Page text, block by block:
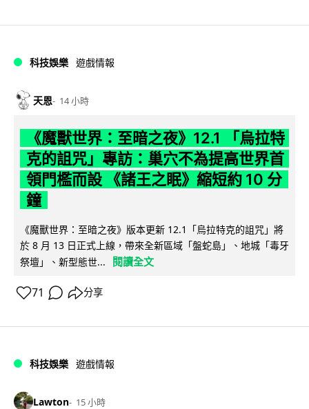
科技娛樂 遊戲情報
天恩 14 小時
《魔獸世界：至暗之夜》12.1 「烏拉特
克的詛咒」專訪：巢穴不為提高世界首
領門檻而設 《諸王之眠》縮短約 10 分
鐘
《魔獸世界：至暗之夜》版本更新 12.1「烏拉特克的詛咒」將
於 8 月 13 日正式上線，帶來全新區域「盤蛇島」、地城「毒牙
祭壇」、新型態世...
閱讀全文
71 分享
科技娛樂 遊戲情報
Lawton 15 小時